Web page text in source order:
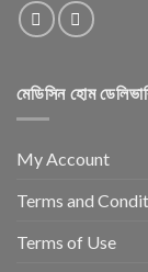
মেডিসিন হোম
My Account
Terms and
Terms of Use